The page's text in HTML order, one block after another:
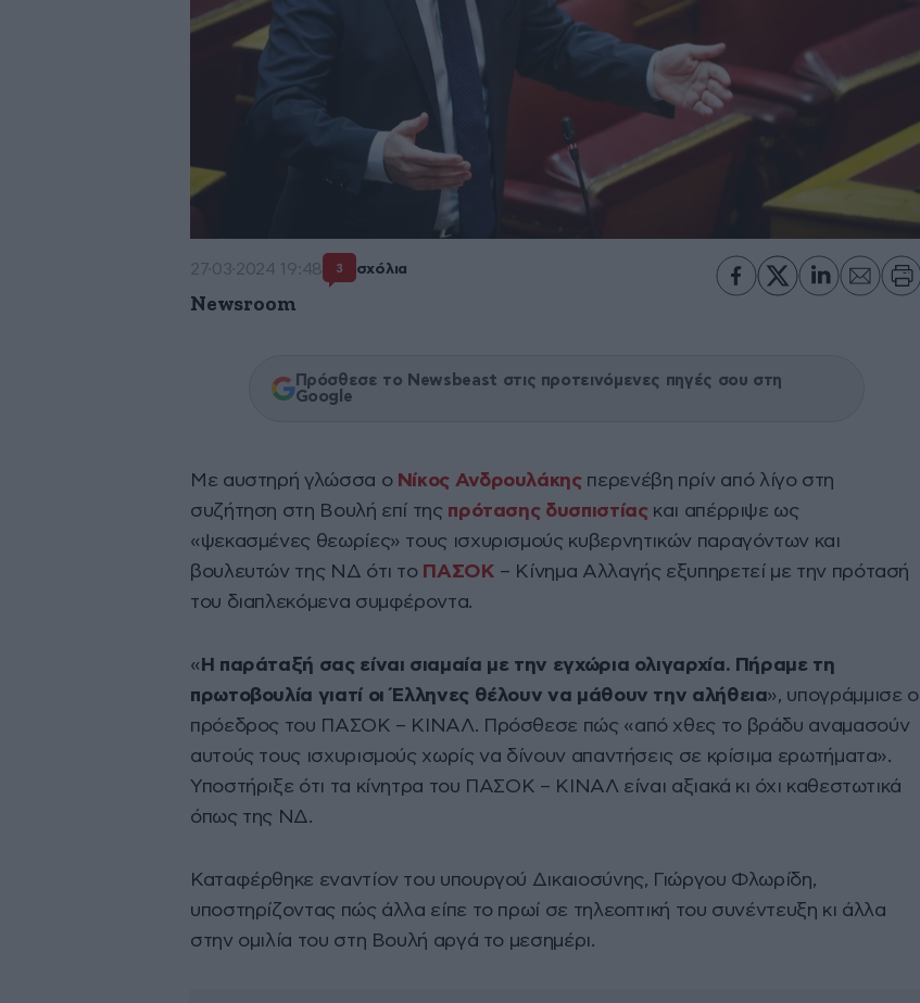
27·03·2024 19:48 3 σχόλια
Newsroom
Πρόσθεσε το Newsbeast στις προτεινόμενες πηγές σου στη
Google
Με αυστηρή γλώσσα ο Νίκος Ανδρουλάκηςπερενέβη πρίν από λίγο στη
συζήτηση στη Βουλή επί της πρότασης δυσπιστίαςκαι απέρριψε ως
«ψεκασμένες θεωρίες» τους ισχυρισμούς κυβερνητικών παραγόντων και
βουλευτών της ΝΔ ότι το ΠΑΣΟΚ – Κίνημα Αλλαγής εξυπηρετεί με την πρότασή
του διαπλεκόμενα συμφέροντα.
« Η παράταξή σας είναι σιαμαία με την εγχώρια ολιγαρχία. Πήραμε τη
πρωτοβουλία γιατί οι Έλληνες θέλουν να μάθουν την αλήθεια», υπογράμμισε ο
πρόεδρος του ΠΑΣΟΚ – ΚΙΝΑΛ. Πρόσθεσε πώς «από χθες το βράδυ αναμασούν
αυτούς τους ισχυρισμούς χωρίς να δίνουν απαντήσεις σε κρίσιμα ερωτήματα».
Υποστήριξε ότι τα κίνητρα του ΠΑΣΟΚ – ΚΙΝΑΛ είναι αξιακά κι όχι καθεστωτικά
όπως της ΝΔ.
Καταφέρθηκε εναντίον του υπουργού Δικαιοσύνης, Γιώργου Φλωρίδη,
υποστηρίζοντας πώς άλλα είπε το πρωί σε τηλεοπτική του συνέντευξη κι άλλα
στην ομιλία του στη Βουλή αργά το μεσημέρι.